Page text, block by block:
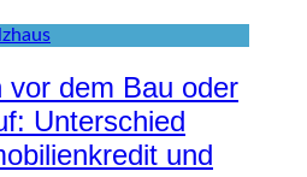
vor dem Bau oder
Unterschied
und